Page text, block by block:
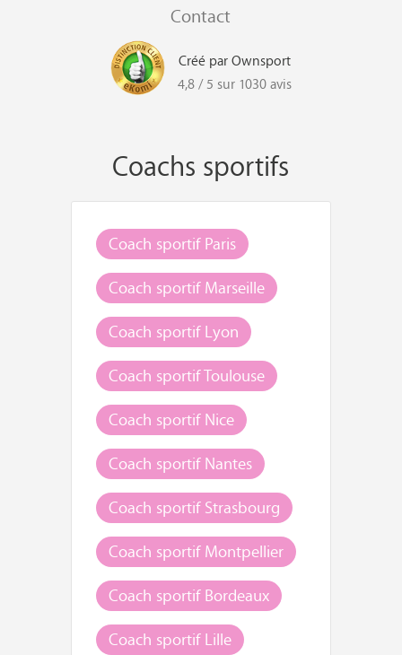
Contact
Créé par Ownsport
4,8 / 5 sur 1030 avis
Coachs sportifs
Coach sportif Paris
Coach sportif Marseille
Coach sportif Lyon
Coach sportif Toulouse
Coach sportif Nice
Coach sportif Nantes
Coach sportif Strasbourg
Coach sportif Montpellier
Coach sportif Bordeaux
Coach sportif Lille